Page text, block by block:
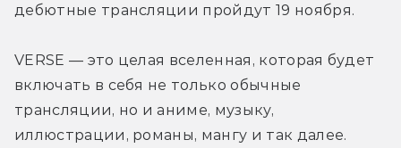
дебютные трансляции пройдут 19 ноября.
VERSE — это целая вселенная, которая будет
включать в себя не только обычные
трансляции, но и аниме, музыку,
иллюстрации, романы, мангу и так далее.